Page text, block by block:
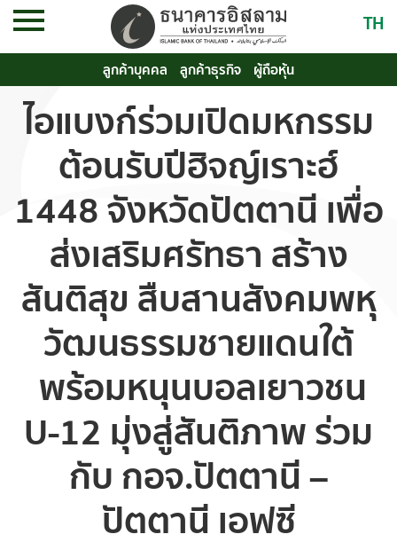
TH
ลูกค้าบุคคล ลูกค้าธุรกิจ ผู้ถือหุ้น
ไอแบงก์ร่วมเปิดมหกรรม
ต้อนรับปีฮิจญ์เราะฮ์
1448 จังหวัดปัตตานี เพื่อ
ส่งเสริมศรัทธา สร้าง
สันติสุข สืบสานสังคมพหุ
วัฒนธรรมชายแดนใต้
พร้อมหนุนบอลเยาวชน
U-12 มุ่งสู่สันติภาพ ร่วม
กับ กอจ.ปัตตานี –
ปัตตานี เอฟซี